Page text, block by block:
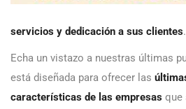
servicios y dedicación a sus clientes.
Echa un vistazo a nuestras últimas
está diseñada para ofrecer las
características de las empresas que